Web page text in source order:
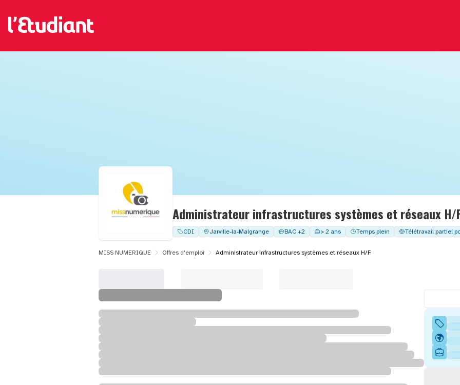
Administrateur infrastructures systèmes et réseaux H/
CDI Jarville-la-Malgrange BAC +2 > 2 ans Temps plein Télétravail partiel
MISS NUMERIQUE Offres d'emploi Administrateur infrastructures systèmes et réseaux H/F